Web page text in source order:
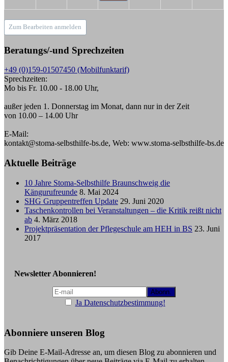
Zum Bearbeiten anmelden
Beratungs/-und Sprechzeiten
+49 (0)159-01507450 (Mobilfunktarif)
Sprechzeiten:
Mo bis Fr. 10.00 - 18.00 Uhr,
außer jeden 1. Donnerstag im Monat, dann nur in der Zeit
von 10.00 – 14.00 Uhr
E-Mail:
kontakt@stoma-selbsthilfe-bs.de, Web: www.stoma-selbsthilfe-bs.de
Aktuelle Beiträge
10 Jahre Stoma-Selbsthilfe Braunschweig die
Kängurufreunde 8. Mai 2024
SHG Gruppentreffen Update 29. Juni 2020
Taschenkontrollen bei Veranstaltungen – die Kritik reißt nicht
ab 4. März 2018
Projektpräsentation der Pflegeschule am HEH in BS 23. Juni
2017
Newsletter Abonnieren!
Ja Datenschutzbestimmung!
Abonniere unseren Blog
Gib Deine E-Mail-Adresse an, um diesen Blog zu abonnieren und